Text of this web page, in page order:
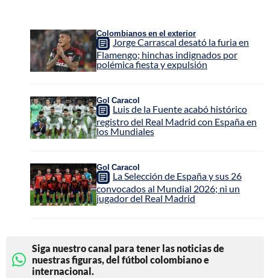
Colombianos en el exterior
Jorge Carrascal desató la furia en
Flamengo; hinchas indignados por
polémica fiesta y expulsión
Gol Caracol
Luis de la Fuente acabó histórico
registro del Real Madrid con España en
los Mundiales
Gol Caracol
La Selección de España y sus 26
convocados al Mundial 2026; ni un
jugador del Real Madrid
Siga nuestro canal para tener las noticias de
nuestras figuras, del fútbol colombiano e
internacional.